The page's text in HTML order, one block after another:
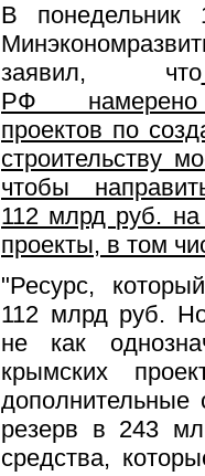
В
заявил, что
РФ
проектов по
строительству
чтобы
112 млрд руб.
проекты, в том
"Ресурс,
112 млрд руб.
не как
крымских
дополнительные
резерв в 243
средства,